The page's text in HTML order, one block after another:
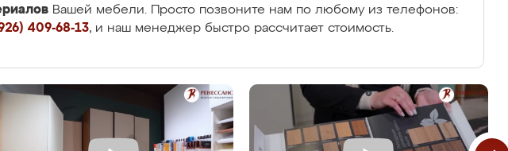
Вашей мебели. Просто позвоните нам по любому из телефонов:
409-68-13, и наш менеджер быстро рассчитает стоимость.